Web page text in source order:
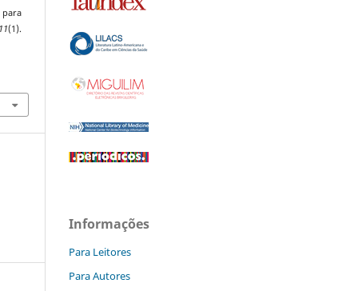
para
(1).
Informações
Para Leitores
Para Autores